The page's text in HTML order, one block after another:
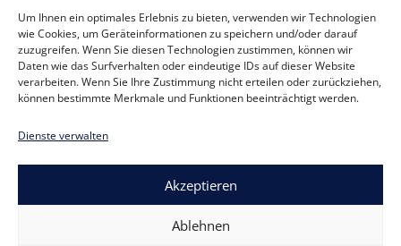
Um Ihnen ein optimales Erlebnis zu bieten, verwenden wir Technologien
wie Cookies, um Geräteinformationen zu speichern und/oder darauf
zuzugreifen. Wenn Sie diesen Technologien zustimmen, können wir
Daten wie das Surfverhalten oder eindeutige IDs auf dieser Website
verarbeiten. Wenn Sie Ihre Zustimmung nicht erteilen oder zurückziehen,
können bestimmte Merkmale und Funktionen beeinträchtigt werden.
Dienste verwalten
Akzeptieren
Ablehnen
Fahrzeugbau
News
Nutzungsbedingungen
Datenschutz
AGB Gebrauchtwagen